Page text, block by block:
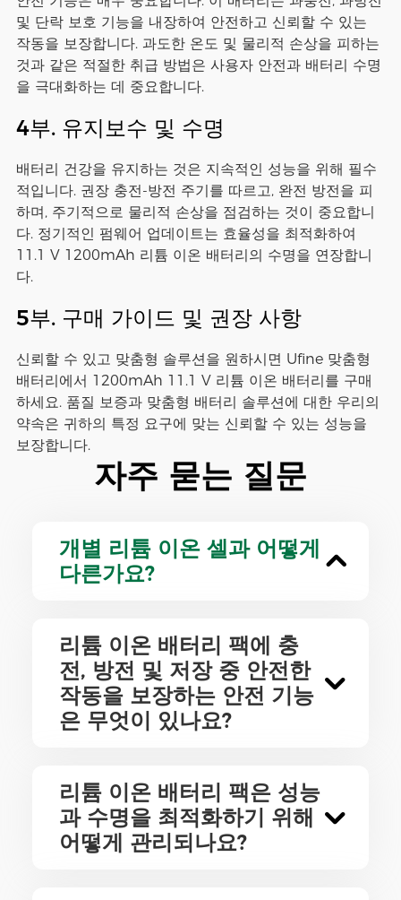
및 단락 보호 기능을 내장하여 안전하고 신뢰할 수 있는
작동을 보장합니다. 과도한 온도 및 물리적 손상을 피하는
것과 같은 적절한 취급 방법은 사용자 안전과 배터리 수명
을 극대화하는 데 중요합니다.
4부. 유지보수 및 수명
배터리 건강을 유지하는 것은 지속적인 성능을 위해 필수
적입니다. 권장 충전-방전 주기를 따르고, 완전 방전을 피
하며, 주기적으로 물리적 손상을 점검하는 것이 중요합니
다. 정기적인 펌웨어 업데이트는 효율성을 최적화하여
11.1 V 1200mAh 리튬 이온 배터리의 수명을 연장합니
다.
5부. 구매 가이드 및 권장 사항
신뢰할 수 있고 맞춤형 솔루션을 원하시면 Ufine 맞춤형
배터리에서 1200mAh 11.1 V 리튬 이온 배터리를 구매
하세요. 품질 보증과 맞춤형 배터리 솔루션에 대한 우리의
약속은 귀하의 특정 요구에 맞는 신뢰할 수 있는 성능을
보장합니다.
자주 묻는 질문
개별 리튬 이온 셀과 어떻게
다른가요?
리튬 이온 배터리 팩에 충
전, 방전 및 저장 중 안전한
작동을 보장하는 안전 기능
은 무엇이 있나요?
리튬 이온 배터리 팩은 성능
과 수명을 최적화하기 위해
어떻게 관리되나요?